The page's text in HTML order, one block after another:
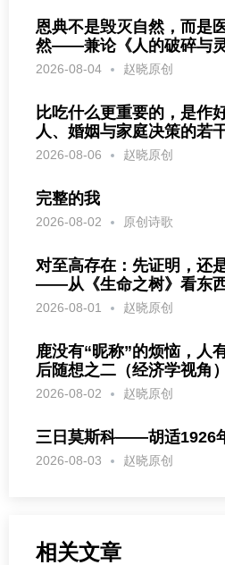
恩典不是毁灭自然，而是
然——兼论《人的破碎与
2026-08-04 赵晓原创
比吃什么更重要的，是
人、婚姻与家庭决策的若
2026-08-06 赵晓原创
完整的我
2026-08-02 原创诗歌
对至高存在：先证明，还
——从《生命之树》看东
2026-08-01 赵晓原创
鹿没有“昵称”的烦恼，
后随想之二（经济学视角）
2026-08-02 赵晓原创
三日莫斯科——胡适1926
2026-08-03 赵晓原创
相关文章